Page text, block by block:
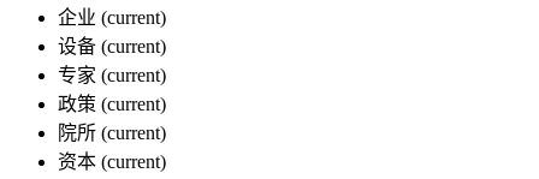
企业 (current)
设备 (current)
专家 (current)
政策 (current)
院所 (current)
资本 (current)